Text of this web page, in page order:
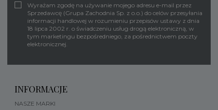
Wyrażam zgodę na używanie mojego adresu e-mail przez
Sprzedawcę (Grupa Zachodnia Sp. z o.o.) do celów przesyłania
informacji handlowej w rozumieniu przepisów ustawy z dnia
18 lipca 2002 r. o świadczeniu usług drogą elektroniczną, w
tym marketingu bezpośredniego, za pośrednictwem poczty
elektronicznej.
INFORMACJE
NASZE MARKI